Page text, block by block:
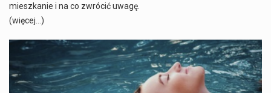
mieszkanie i na co zwrócić uwagę.
(więcej…)